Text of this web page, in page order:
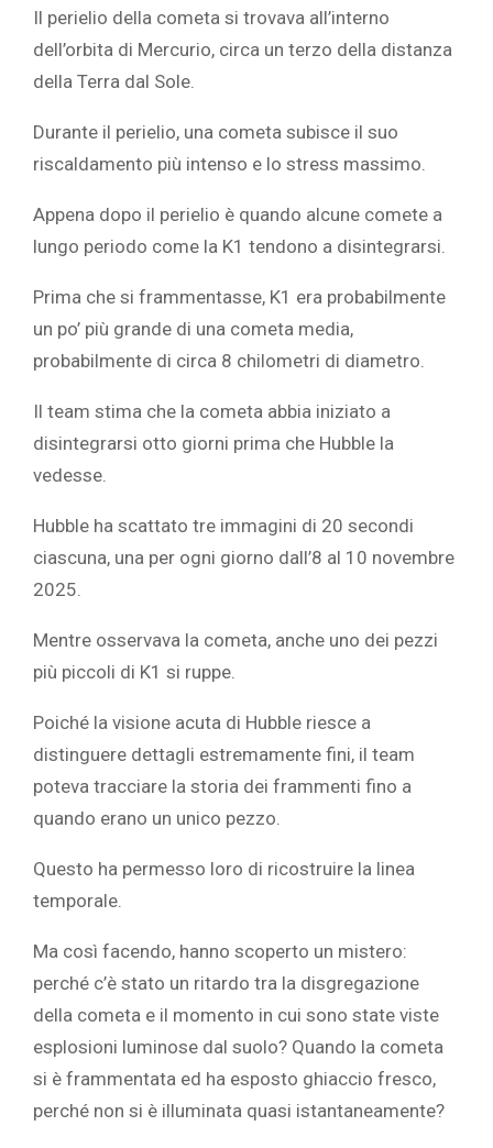
Il perielio della cometa si trovava all’interno
dell’orbita di Mercurio, circa un terzo della distanza
della Terra dal Sole.
Durante il perielio, una cometa subisce il suo
riscaldamento più intenso e lo stress massimo.
Appena dopo il perielio è quando alcune comete a
lungo periodo come la K1 tendono a disintegrarsi.
Prima che si frammentasse, K1 era probabilmente
un po’ più grande di una cometa media,
probabilmente di circa 8 chilometri di diametro.
Il team stima che la cometa abbia iniziato a
disintegrarsi otto giorni prima che Hubble la
vedesse.
Hubble ha scattato tre immagini di 20 secondi
ciascuna, una per ogni giorno dall’8 al 10 novembre
2025.
Mentre osservava la cometa, anche uno dei pezzi
più piccoli di K1 si ruppe.
Poiché la visione acuta di Hubble riesce a
distinguere dettagli estremamente fini, il team
poteva tracciare la storia dei frammenti fino a
quando erano un unico pezzo.
Questo ha permesso loro di ricostruire la linea
temporale.
Ma così facendo, hanno scoperto un mistero:
perché c’è stato un ritardo tra la disgregazione
della cometa e il momento in cui sono state viste
esplosioni luminose dal suolo? Quando la cometa
si è frammentata ed ha esposto ghiaccio fresco,
perché non si è illuminata quasi istantaneamente?